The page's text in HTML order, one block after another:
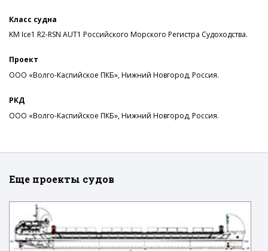
Класс судна
KM Ice1 R2-RSN AUT1 Российского Морского Регистра Судоходства.
Проект
ООО «Волго-Каспийское ПКБ», Нижний Новгород, Россия.
РКД
ООО «Волго-Каспийское ПКБ», Нижний Новгород, Россия.
Еще проекты судов